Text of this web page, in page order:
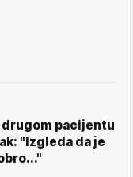
drugom pacijentu
"Izgleda da je